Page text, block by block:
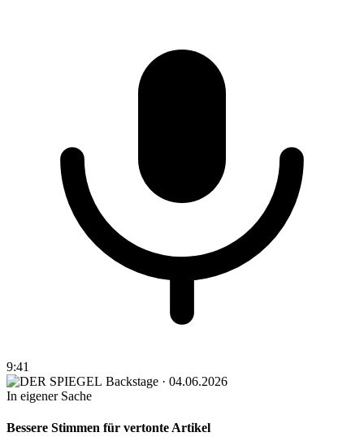
9:41
Backstage · 04.06.2026
In eigener Sache
Bessere Stimmen für vertonte Artikel